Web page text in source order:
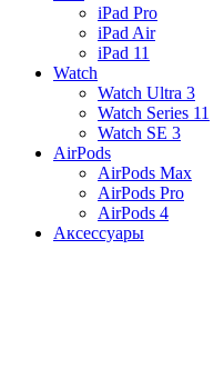
iPad Pro
iPad Air
iPad 11
Watch
Watch Ultra 3
Watch Series 11
Watch SE 3
AirPods
AirPods Max
AirPods Pro
AirPods 4
Аксессуары